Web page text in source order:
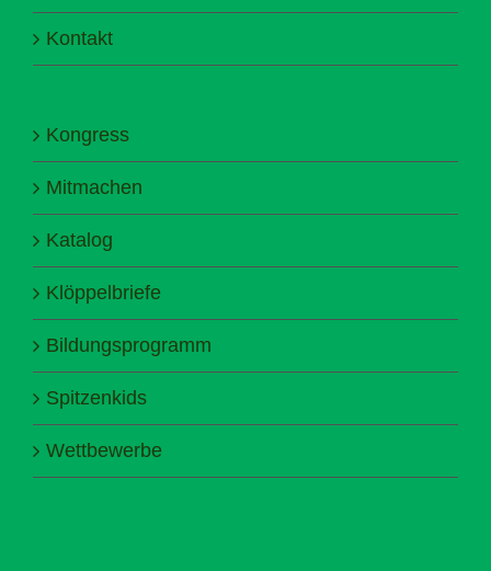
Kontakt
Kongress
Mitmachen
Katalog
Klöppelbriefe
Bildungsprogramm
Spitzenkids
Wettbewerbe